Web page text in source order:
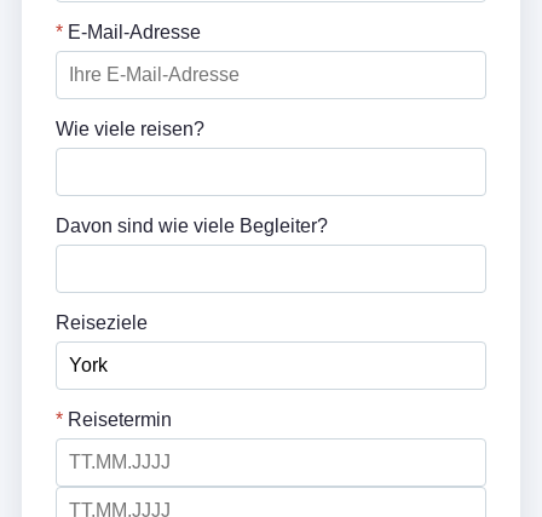
* E-Mail-Adresse
Wie viele reisen?
Davon sind wie viele Begleiter?
Reiseziele
* Reisetermin